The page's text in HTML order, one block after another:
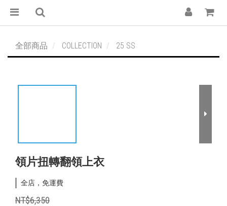
全部商品 COLLECTION 25 SS
領片扭轉翻領上衣
全店，免運費
NT$6,350